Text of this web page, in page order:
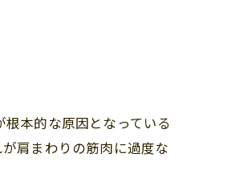
本的な原因となっている
肩まわりの筋肉に過度な